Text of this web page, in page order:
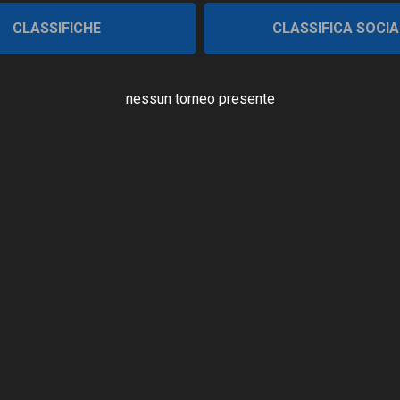
CLASSIFICHE CLASSIFICA
nessun torneo presente